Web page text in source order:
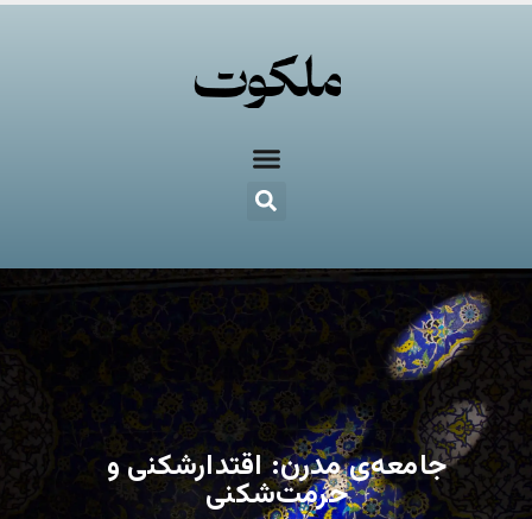
جامعه‌ی مدرن: اقتدارشکنی و
حرمت‌شکنی